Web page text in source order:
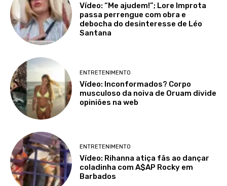
Vídeo: “Me ajudem!”; Lore Improta
passa perrengue com obra e
debocha do desinteresse de Léo
Santana
ENTRETENIMENTO
Vídeo: Inconformados? Corpo
musculoso da noiva de Oruam divide
opiniões na web
ENTRETENIMENTO
Vídeo: Rihanna atiça fãs ao dançar
coladinha com A$AP Rocky em
Barbados